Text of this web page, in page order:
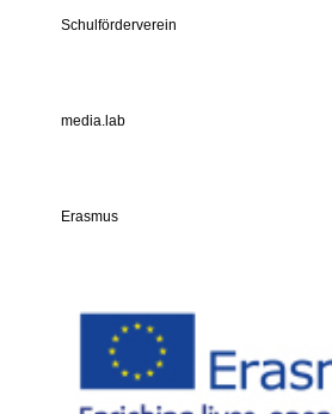
Schulförderverein
media.lab
Erasmus